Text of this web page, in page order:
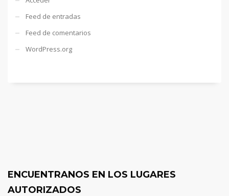
Feed de entradas
Feed de comentarios
WordPress.org
ENCUENTRANOS EN LOS LUGARES
AUTORIZADOS